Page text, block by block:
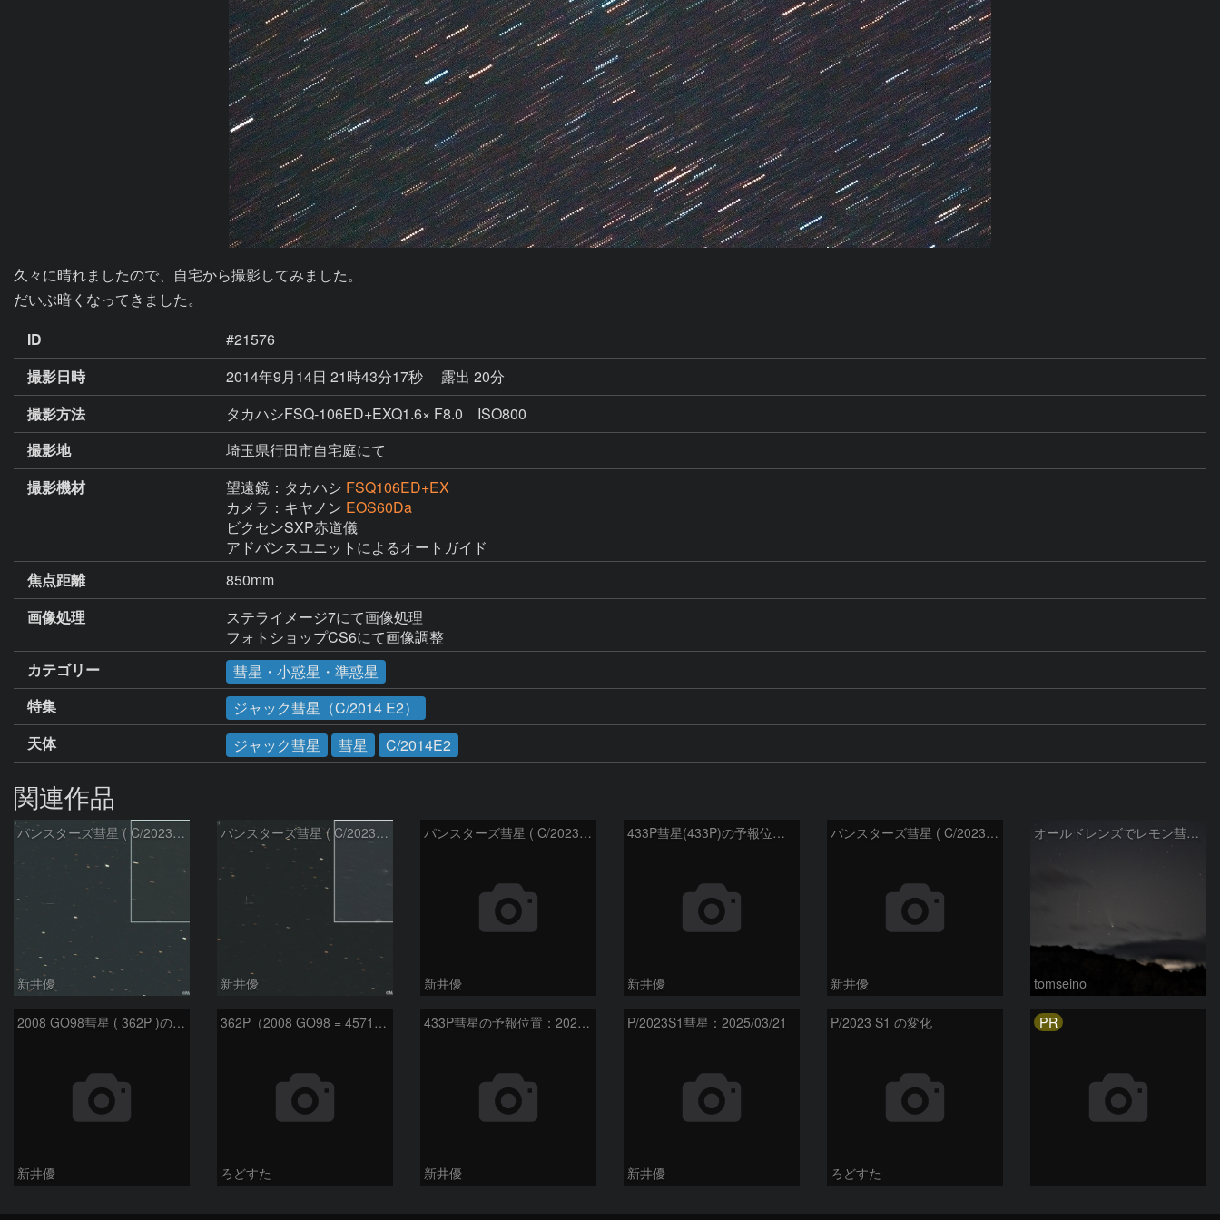
久々に晴れましたので、自宅から撮影してみました。
だいぶ暗くなってきました。
ID
#21576
撮影日時
2014年9月14日 21時43分17秒
露出 20分
撮影方法
タカハシFSQ-106ED+EXQ1.6× F8.0 ISO800
撮影地
埼玉県行田市自宅庭にて
撮影機材
望遠鏡：タカハシ FSQ106ED+EX
カメラ：キヤノン EOS60Da
ビクセンSXP赤道儀
アドバンスユニットによるオートガイド
焦点距離
850mm
画像処理
ステライメージ7にて画像処理
フォトショップCS6にて画像調整
カテゴリー
彗星・小惑星・準惑星
特集
ジャック彗星（C/2014 E2）
天体
ジャック彗星 彗星 C/2014E2
関連作品
パンスターズ彗星 ( C/2023R1 )：2026/07/09
新井優
パンスターズ彗星 ( C/2023R1 ) ：2026/07/08
新井優
パンスターズ彗星 ( C/2023R1 ) ：2026/05/20
新井優
433P彗星(433P)の予報位置：2026/05/30
新井優
パンスターズ彗星 ( C/2023R1 ) ：2026/05/30
新井優
オールドレンズでレモン彗星11/9
tomseino
2008 GO98彗星 ( 362P )の予報位置：2025/09/25
新井優
362P（2008 GO98 = 457175）
ろどすた
433P彗星の予報位置：2025/05/04
新井優
P/2023S1彗星：2025/03/21
新井優
P/2023 S1 の変化
ろどすた
PR